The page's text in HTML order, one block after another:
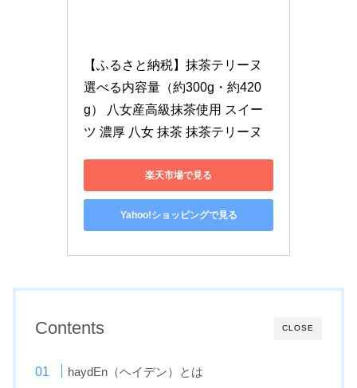
【ふるさと納税】抹茶テリーヌ
選べる内容量（約300g・約420
g） 八女産高級抹茶使用 スイー
ツ 濃厚 八女 抹茶 抹茶テリーヌ
楽天市場で見る
Yahoo!ショッピングで見る
CLOSE
Contents
haydEn（ヘイデン）とは